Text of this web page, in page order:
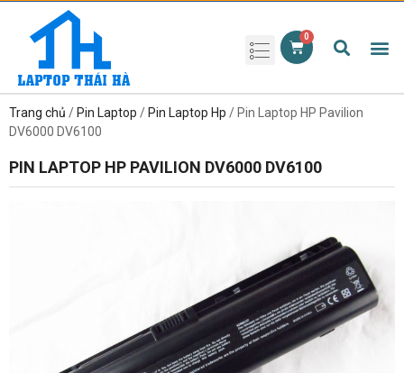
Trang chủ / Pin Laptop / Pin Laptop Hp / Pin Laptop HP Pavilion
DV6000 DV6100
PIN LAPTOP HP PAVILION DV6000 DV6100